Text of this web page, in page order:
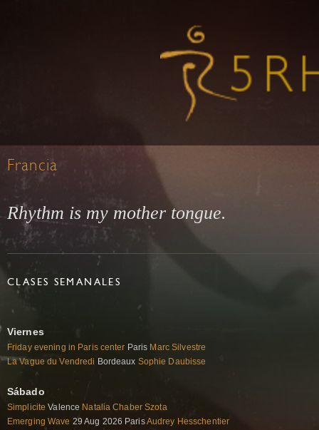
Francia
Rhythm is my mother tongue.
CLASES SEMANALES
Viernes
Friday evening in Paris center Paris Marc Silvestre
La Vague du Vendredi Bordeaux Sophie Daubisse
Sábado
Simplicite Valence Natalia Chaber Szota
Emerging Wave 29 Aug 2026 ParisAudrey Hesschentier